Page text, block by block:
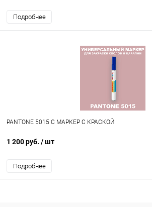
Подробнее
PANTONE 5015 C МАРКЕР С КРАСКОЙ
1 200 руб. / шт
Подробнее